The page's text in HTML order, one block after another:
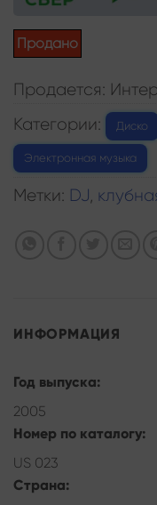
Продано
Продается:
Категории:
Диско
Электронная музыка
Метки: DJ,
ИНФОРМАЦИЯ
Год выпуска:
2005
Номер по каталогу:
US 023
Страна: